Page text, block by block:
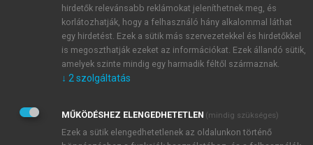
JELSZÓ ÚJRA
Kérek értesítést a MeRSZ újdonságairól, akcióiról.
Kérek értesítést az Akadémiai Kiadó Zrt. újdonságairól,
Adatkezelési tájékoztatóbanfoglaltakat tudomásul
veszem és elfogadom.
hirdetők relevánsabb reklámokat jeleníthetnek meg, és
korlátozhatják, hogy a felhasználó hány alkalommal láthat
egy hirdetést. Ezek a sütik más szervezetekkel és hirdetőkkel
is megoszthatják ezeket az információkat. Ezek állandó sütik,
amelyek szinte mindig egy harmadik féltől származnak.
↓ 2 szolgáltatás
MŰKÖDÉSHEZ ELENGEDHETETLEN (mindig szükséges)
Ezek a sütik elengedhetetlenek az oldalunkon történő